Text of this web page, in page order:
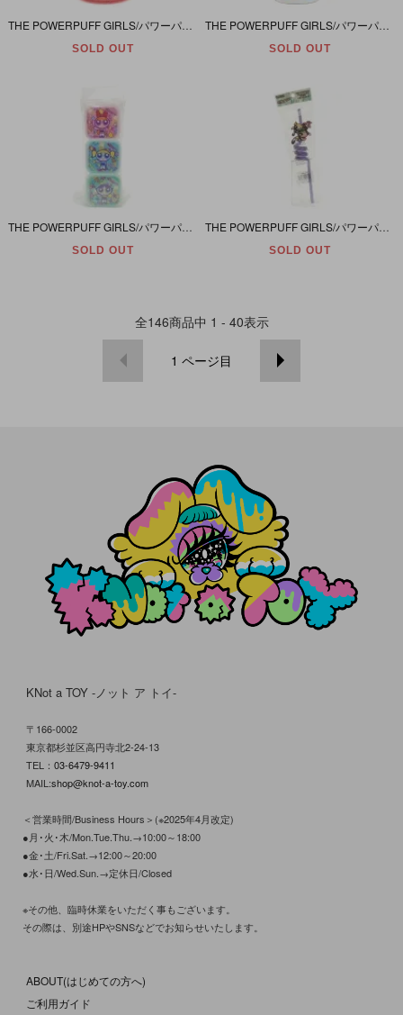
THE POWERPUFF GIRLS/パワーパフガールズ・Zak Designs/ザックデザインズ・プラスチック製コップ・10.7cm・1999年
SOLD OUT SOLD OUT
THE POWERPUFF GIRLS/パワーパフガールズ・Sony Creative Products/ソニークリエイティブプロダクツ 「ミニミニおかず入れ(容量130ml×3個セット)」 未開封
SOLD OUT SOLD OUT
全146商品中 1 - 40表示
1 ページ目
KNot a TOY -ノット ア トイ-
〒166-0002
東京都杉並区高円寺北2-24-13
TEL： 03-6479-9411
MAIL:shop@knot-a-toy.com
＜営業時間/Business Hours＞(※2025年4月改定)
●月･火･木/Mon.Tue.Thu.→10:00～18:00
●金･土/Fri.Sat.→12:00～20:00
●水･日/Wed.Sun.→定休日/Closed
※その他、臨時休業をいただく事もございます。
その際は、別途HPやSNSなどでお知らせいたします。
ABOUT(はじめての方へ)
ご利用ガイド